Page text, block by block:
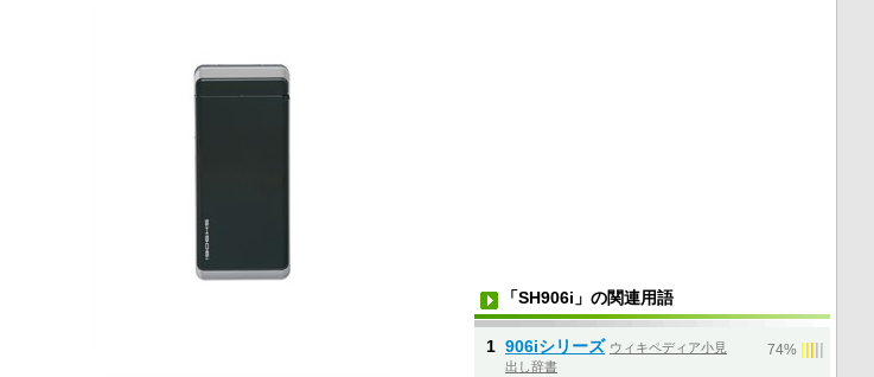
「SH906i」の関連用語
1 906iシリーズ ウィキペディア小見
出し辞書
74%